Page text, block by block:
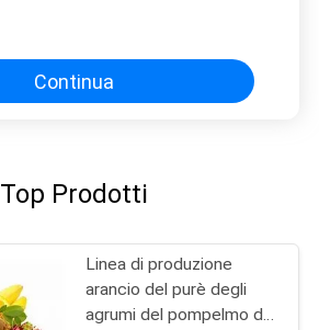
Continua
Top Prodotti
Linea di produzione
arancio del purè degli
agrumi del pompelmo del